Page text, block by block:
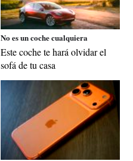
No es un coche cualquiera
Este coche te hará olvidar el
sofá de tu casa